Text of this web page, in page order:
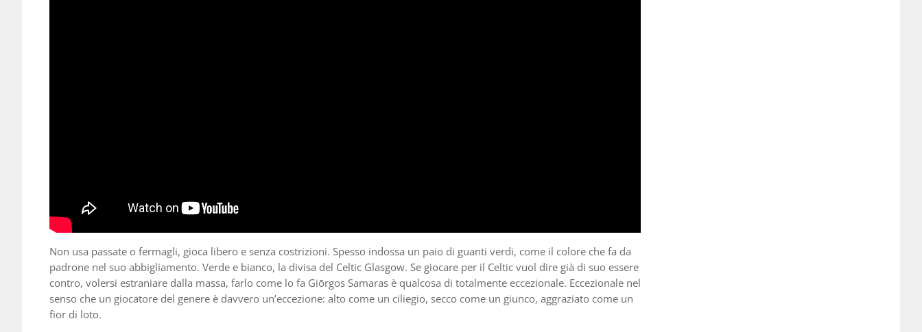
Non usa passate o fermagli, gioca libero e senza costrizioni. Spesso indossa un paio di guanti verdi, come il colore che fa da
padrone nel suo abbigliamento. Verde e bianco, la divisa del Celtic Glasgow. Se giocare per il Celtic vuol dire già di suo essere
contro, volersi estraniare dalla massa, farlo come lo fa Giōrgos Samaras è qualcosa di totalmente eccezionale. Eccezionale nel
senso che un giocatore del genere è davvero un’eccezione: alto come un ciliegio, secco come un giunco, aggraziato come un
fior di loto.